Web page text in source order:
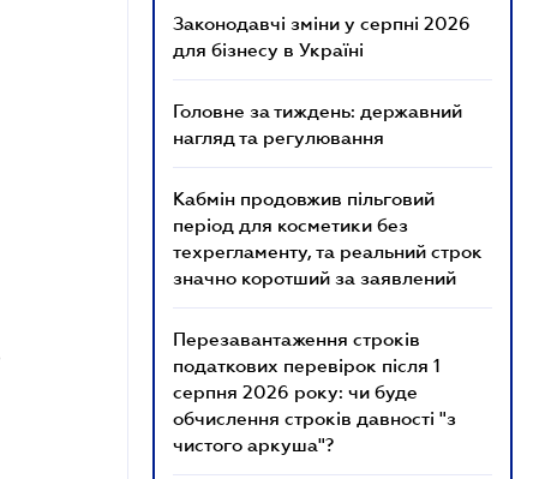
Законодавчі зміни у серпні 2026
для бізнесу в Україні
Головне за тиждень: державний
нагляд та регулювання
Кабмін продовжив пільговий
період для косметики без
техрегламенту, та реальний строк
значно коротший за заявлений
Перезавантаження строків
податкових перевірок після 1
серпня 2026 року: чи буде
обчислення строків давності "з
чистого аркуша"?